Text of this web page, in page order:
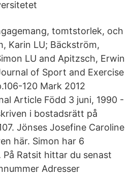
tomtstorlek, och
Karin LU; Bäckström,
LU and Apitzsch, Erwin
of Sport and Exercise
120 Mark 2012
Article Född 3 juni, 1990 -
i bostadsrätt på
Jönses Josefine Caroline
här. Simon har 6
På Ratsit hittar du senast
Adresser